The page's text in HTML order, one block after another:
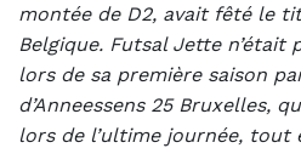
montée de D2, avait fêté le
Belgique. Futsal Jette n’était
lors de sa première saison
d’Anneessens 25 Bruxelles,
lors de l’ultime journée,